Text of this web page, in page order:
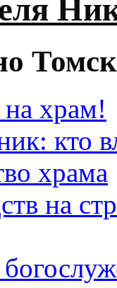
храм!
кто
храма
на